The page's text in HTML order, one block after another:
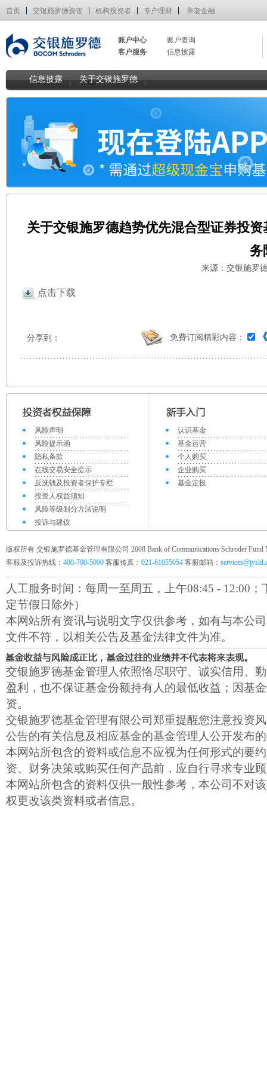
首页 交银施罗德资管 机构投资者 专户理财 养老金融
账户中心
账户查询
客户服务
信息披露
信息披露 关于交银施罗德
关于交银施罗德趋势优先混合型证券投
务
来源：交银施罗
点击下载
分享到： 免费订阅精彩内容：
风险声明
风险提示函
隐私条款
在线交易安全提示
反洗钱及投资者保护专栏
投资人权益须知
风险等级划分方法说明
投诉与建议
认识基金
基金运营
个人购买
企业购买
基金定投
版权所有 交银施罗德基金管理有限公司 2008 Bank of Communications Schroder Fund
客服及投诉热线： 400-700-5000 客服传真： 021-61055054 客服邮箱：
人工服务时间：每周一至周五，上午08:45 - 12:00；
定节假日除外）
本网站所有资讯与说明文字仅供参考，如有与本公
文件不符，以相关公告及基金法律文件为准。
交银施罗德基金管理人依照恪尽职守、诚实信用、
盈利，也不保证基金份额持有人的最低收益；因基
资。
交银施罗德基金管理有限公司郑重提醒您注意投资
公告的有关信息及相应基金的基金管理人公开发布
本网站所包含的资料或信息不应视为任何形式的要
资、财务决策或购买任何产品前，应自行寻求专业
本网站所包含的资料仅供一般性参考，本公司不对
权更改该类资料或者信息。